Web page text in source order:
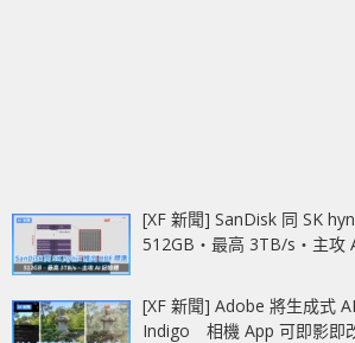
[XF 新聞] SanDisk 同 SK
512GB‧最高 3TB/s‧主攻
[XF 新聞] Adobe 將生成式
Indigo 相機 App 可即影即